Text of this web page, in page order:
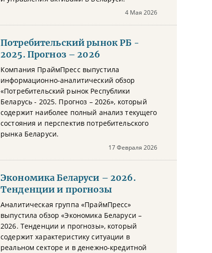
4 Мая 2026
Потребительский рынок РБ -
2025. Прогноз – 2026
Компания ПраймПресс выпустила
информационно-аналитический обзор
«Потребительский рынок Республики
Беларусь - 2025. Прогноз – 2026», который
содержит наиболее полный анализ текущего
состояния и перспектив потребительского
рынка Беларуси.
17 Февраля 2026
Экономика Беларуси – 2026.
Тенденции и прогнозы
Аналитическая группа «ПраймПресс»
выпустила обзор «Экономика Беларуси –
2026. Тенденции и прогнозы», который
содержит характеристику ситуации в
реальном секторе и в денежно-кредитной